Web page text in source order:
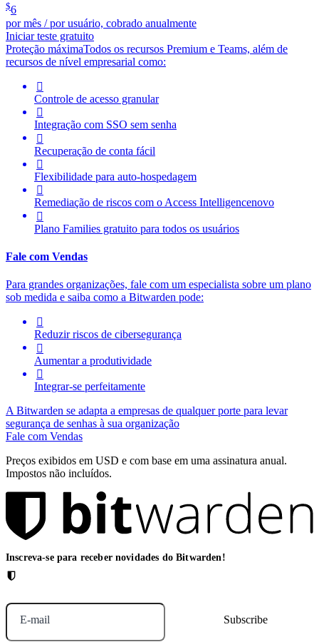
$6
por mês / por usuário, cobrado anualmente
Iniciar teste gratuito
Proteção máximaTodos os recursos Premium e Teams, além de
recursos de nível empresarial como:

Controle de acesso granular

Integração com SSO sem senha

Recuperação de conta fácil

Flexibilidade para auto-hospedagem

Remediação de riscos com o Access Intelligencenovo

Plano Families gratuito para todos os usuários
Fale com Vendas
Para grandes organizações, fale com um especialista sobre um plano
sob medida e saiba como a Bitwarden pode:

Reduzir riscos de cibersegurança

Aumentar a produtividade

Integrar-se perfeitamente
A Bitwarden se adapta a empresas de qualquer porte para levar
segurança de senhas à sua organização
Fale com Vendas
Preços exibidos em USD e com base em uma assinatura anual.
Impostos não incluídos.
Inscreva-se para receber novidades do Bitwarden!
E-mail